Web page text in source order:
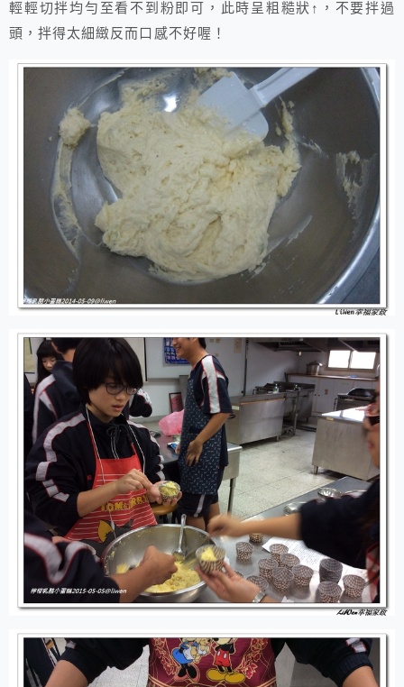
輕輕切拌均勻至看不到粉即可，此時呈粗糙狀↑，不要拌過
頭，拌得太細緻反而口感不好喔！